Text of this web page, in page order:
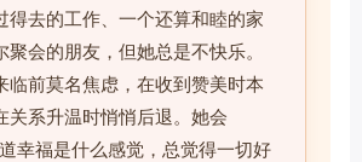
得去的工作、一个还算和睦的家
聚会的朋友，但她总是不快乐。
临前莫名焦虑，在收到赞美时本
关系升温时悄悄后退。她会
幸福是什么感觉，总觉得一切好